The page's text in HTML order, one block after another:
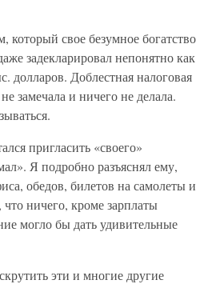
свое безумное богатство
задекларировал непонятно как
Доблестная налоговая
замечала и ничего не делала.
пригласить «своего»
Я подробно разъяснял ему,
обедов, билетов на самолеты и
ничего, кроме зарплаты
могло бы дать удивительные
эти и многие другие